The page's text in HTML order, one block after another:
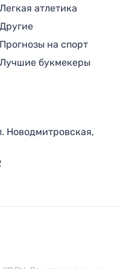
Легкая атлетика
Другие
Прогнозы на спорт
Лучшие букмекеры
Новодмитровская,